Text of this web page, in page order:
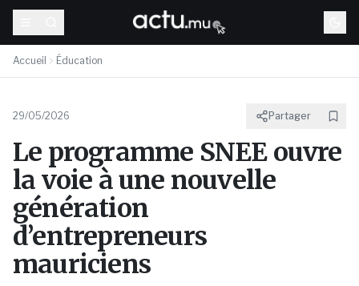
Accueil Éducation
29/05/2026 Partager
Le programme SNEE ouvre
la voie à une nouvelle
génération
d’entrepreneurs
mauriciens